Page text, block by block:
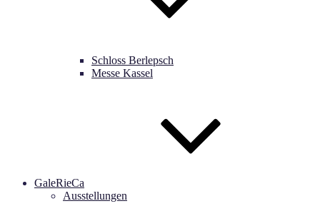
Schloss Berlepsch
Messe Kassel
GaleRieCa
Ausstellungen